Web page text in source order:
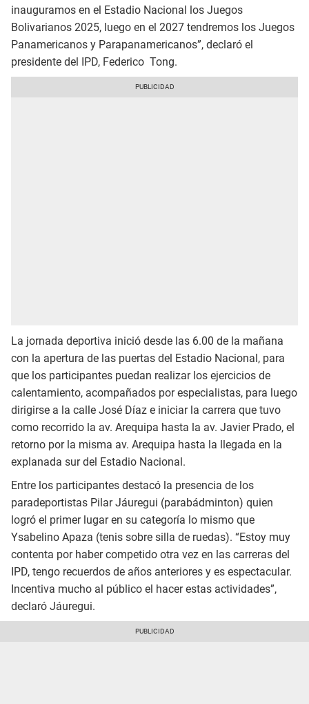
inauguramos en el Estadio Nacional los Juegos
Bolivarianos 2025, luego en el 2027 tendremos los Juegos
Panamericanos y Parapanamericanos”, declaró el
presidente del IPD, Federico Tong.
La jornada deportiva inició desde las 6.00 de la mañana
con la apertura de las puertas del Estadio Nacional, para
que los participantes puedan realizar los ejercicios de
calentamiento, acompañados por especialistas, para luego
dirigirse a la calle José Díaz e iniciar la carrera que tuvo
como recorrido la av. Arequipa hasta la av. Javier Prado, el
retorno por la misma av. Arequipa hasta la llegada en la
explanada sur del Estadio Nacional.
Entre los participantes destacó la presencia de los
paradeportistas Pilar Jáuregui (parabádminton) quien
logró el primer lugar en su categoría lo mismo que
Ysabelino Apaza (tenis sobre silla de ruedas). “Estoy muy
contenta por haber competido otra vez en las carreras del
IPD, tengo recuerdos de años anteriores y es espectacular.
Incentiva mucho al público el hacer estas actividades”,
declaró Jáuregui.